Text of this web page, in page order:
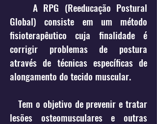
A RPG (Reeducação Postural
Global) consiste em um método
fisioterapêutico cuja finalidade é
corrigir problemas de postura
através de técnicas específicas de
alongamento do tecido muscular.
Tem o objetivo de prevenir e tratar
lesões osteomusculares e outras